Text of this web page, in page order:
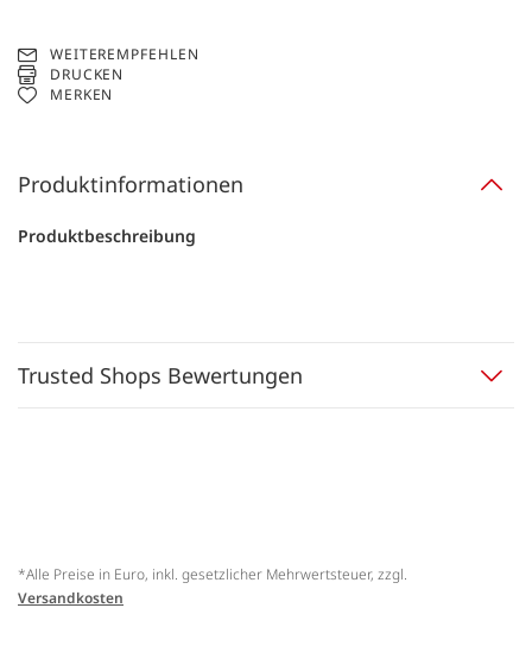
WEITEREMPFEHLEN
DRUCKEN
MERKEN
Produktinformationen
Produktbeschreibung
Trusted Shops Bewertungen
*Alle Preise in Euro, inkl. gesetzlicher Mehrwertsteuer, zzgl.
Versandkosten